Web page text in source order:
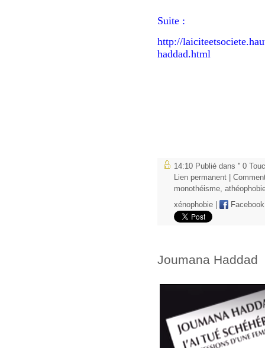
Suite :
http://
haddad.html
14:10 Publié dans '' 0
Lien permanent
monothéisme
xénophobie
Facebook
Joumana Haddad